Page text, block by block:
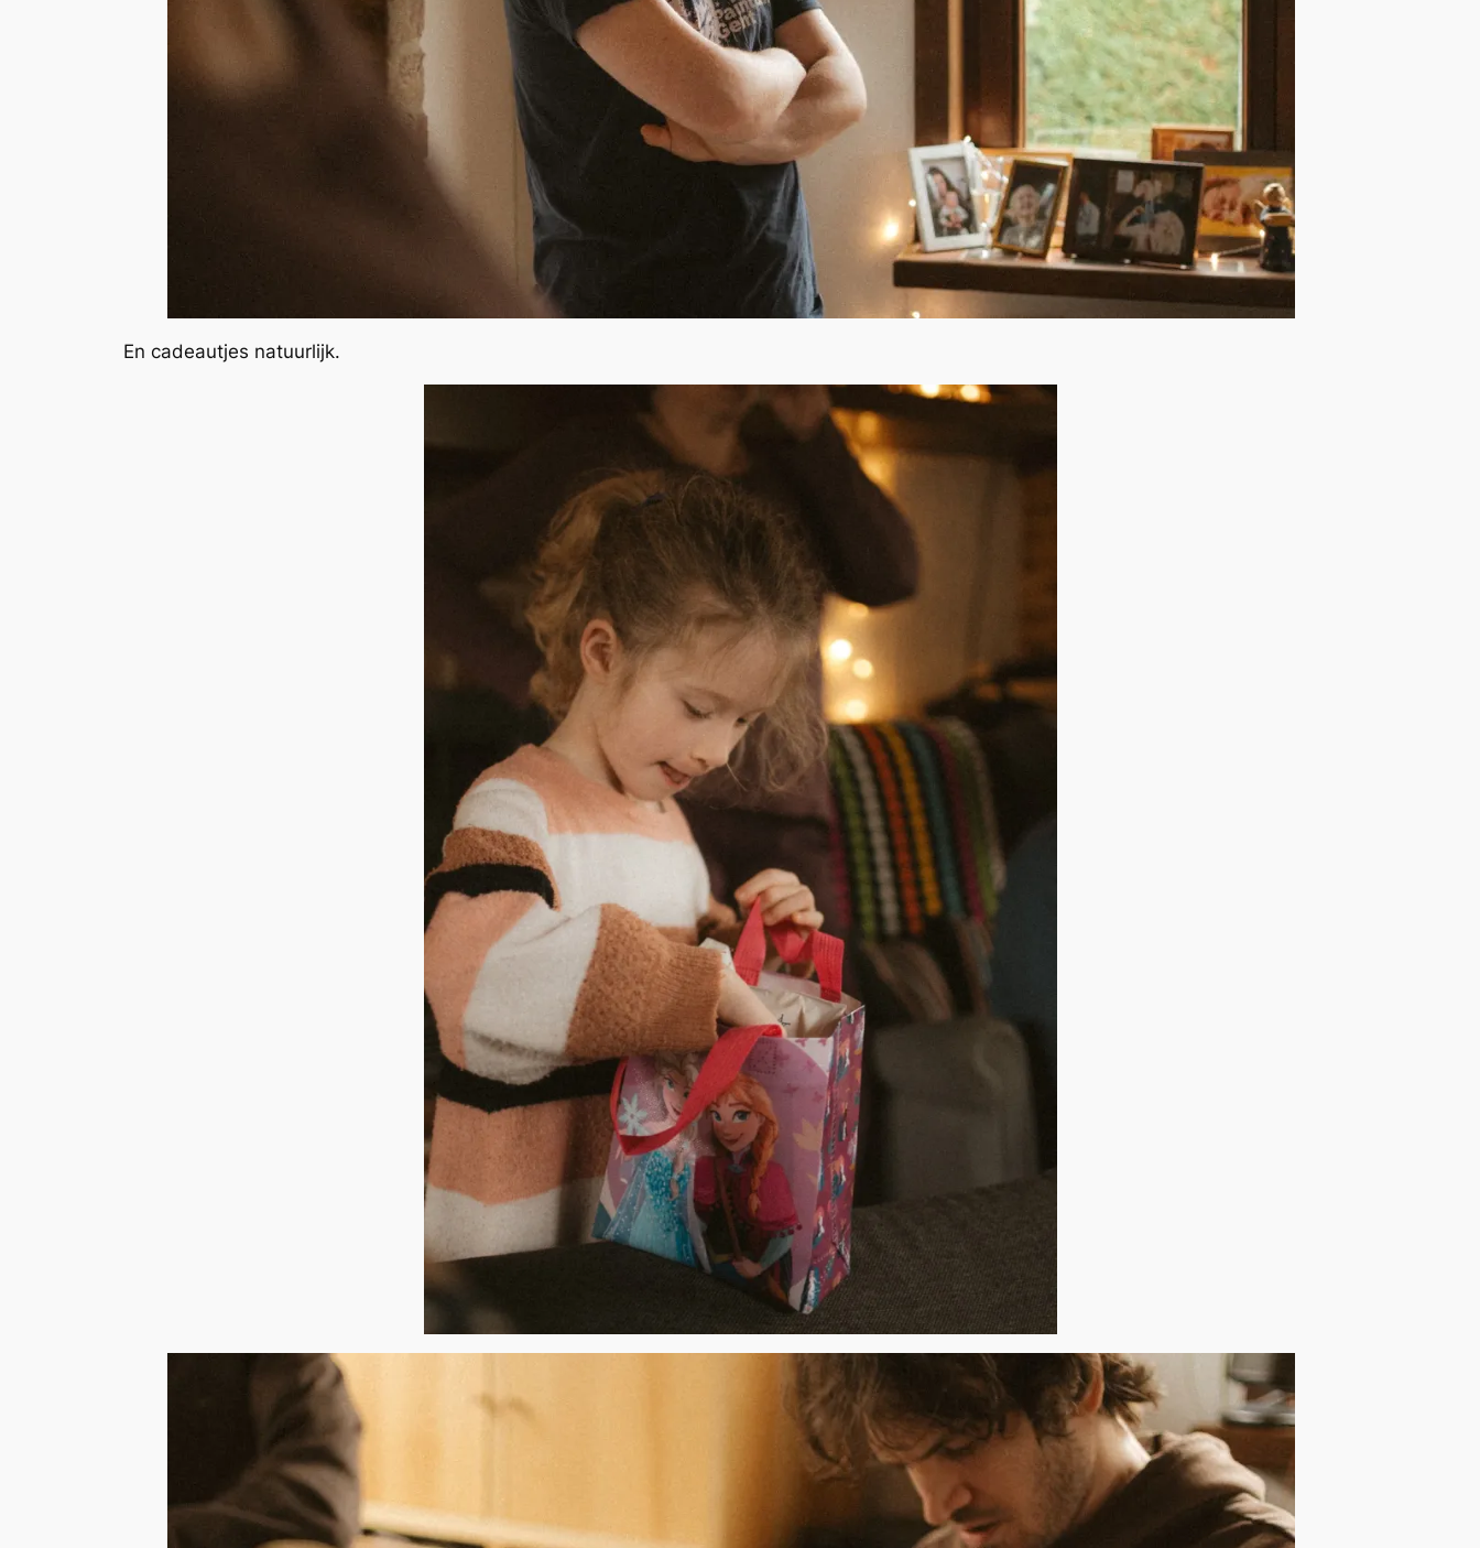
En cadeautjes natuurlijk.